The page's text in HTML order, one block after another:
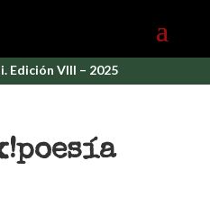
Edición VIII – 2025